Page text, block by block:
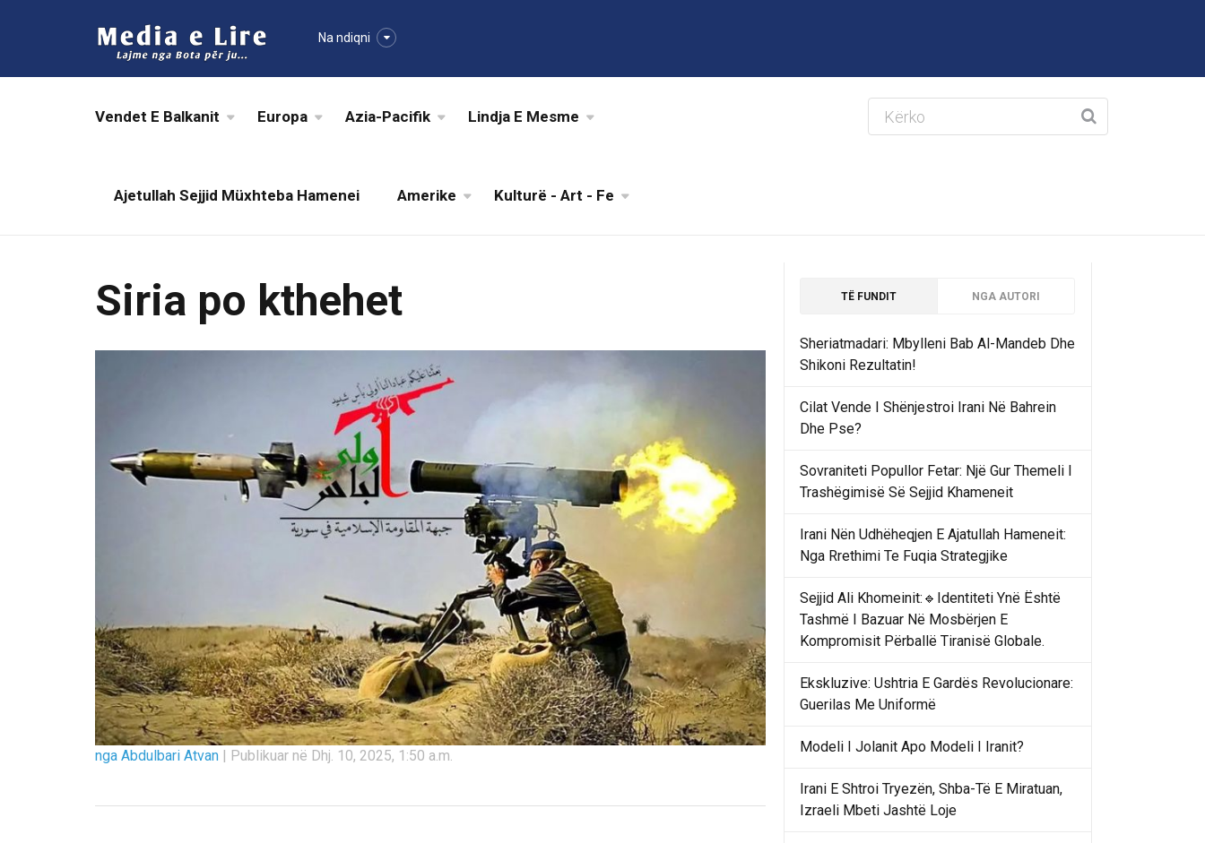
Na ndiqni
Vendet E Balkanit Europa Azia-Pacifik Lindja E Mesme
Ajetullah Sejjid Müxhteba Hamenei Amerike Kulturë - Art - Fe
Siria po kthehet
nga Abdulbari Atvan Publikuar në Dhj. 10, 2025, 1:50 a.m.
TË FUNDIT NGA AUTORI
Sheriatmadari: Mbylleni Bab Al-Mandeb Dhe
Shikoni Rezultatin!
Cilat Vende I Shënjestroi Irani Në Bahrein
Dhe Pse?
Sovraniteti Popullor Fetar: Një Gur Themeli I
Trashëgimisë Së Sejjid Khameneit
Irani Nën Udhëheqjen E Ajatullah Hameneit:
Nga Rrethimi Te Fuqia Strategjike
Sejjid Ali Khomeinit:🔹Identiteti Ynë Është
Tashmë I Bazuar Në Mosbërjen E
Kompromisit Përballë Tiranisë Globale.
Ekskluzive: Ushtria E Gardës Revolucionare:
Guerilas Me Uniformë
Modeli I Jolanit Apo Modeli I Iranit?
Irani E Shtroi Tryezën, Shba-Të E Miratuan,
Izraeli Mbeti Jashtë Loje